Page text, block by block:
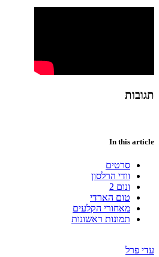
תגובות
In this article
סרטים
וודי הרלסון
ונום 2
טום הארדי
מאחורי הקלעים
תמונות ראשונות
עדי פרל